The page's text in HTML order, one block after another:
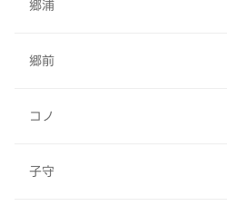
郷浦
郷前
コノ
子守